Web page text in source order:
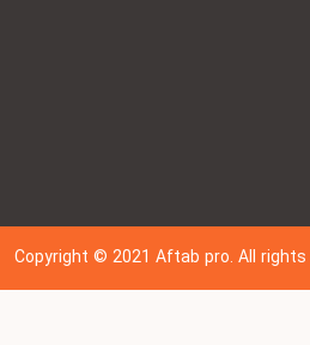
Copyright © 202 1Aftab pro. All